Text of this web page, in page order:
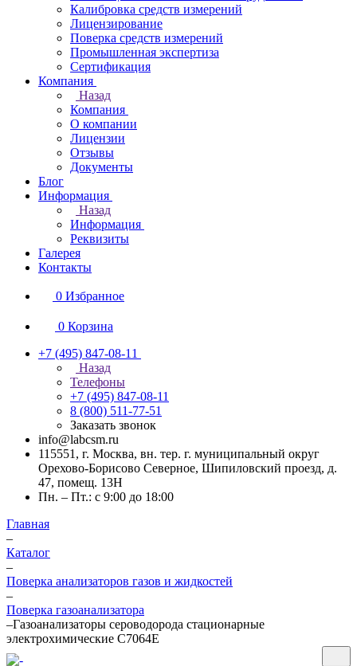
Калибровка средств измерений
Лицензирование
Поверка средств измерений
Промышленная экспертиза
Сертификация
Компания
Назад
Компания
О компании
Лицензии
Отзывы
Документы
Блог
Информация
Назад
Информация
Реквизиты
Галерея
Контакты
0 Избранное
0 Корзина
+7 (495) 847-08-11
Назад
Телефоны
+7 (495) 847-08-11
8 (800) 511-77-51
Заказать звонок
info@labcsm.ru
115551, г. Москва, вн. тер. г. муниципальный округ
Орехово-Борисово Северное, Шипиловский проезд, д.
47, помещ. 13Н
Пн. – Пт.: с 9:00 до 18:00
Главная
–
Каталог
–
Поверка анализаторов газов и жидкостей
–
Поверка газоанализатора
–Газоанализаторы сероводорода стационарные
электрохимические C7064E